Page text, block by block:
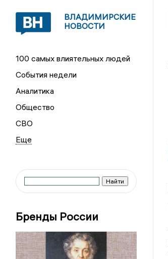
ВЛАДИМИРСКИЕ
НОВОСТИ
100 самых влиятельных людей
События недели
Аналитика
Общество
СВО
Бренды России